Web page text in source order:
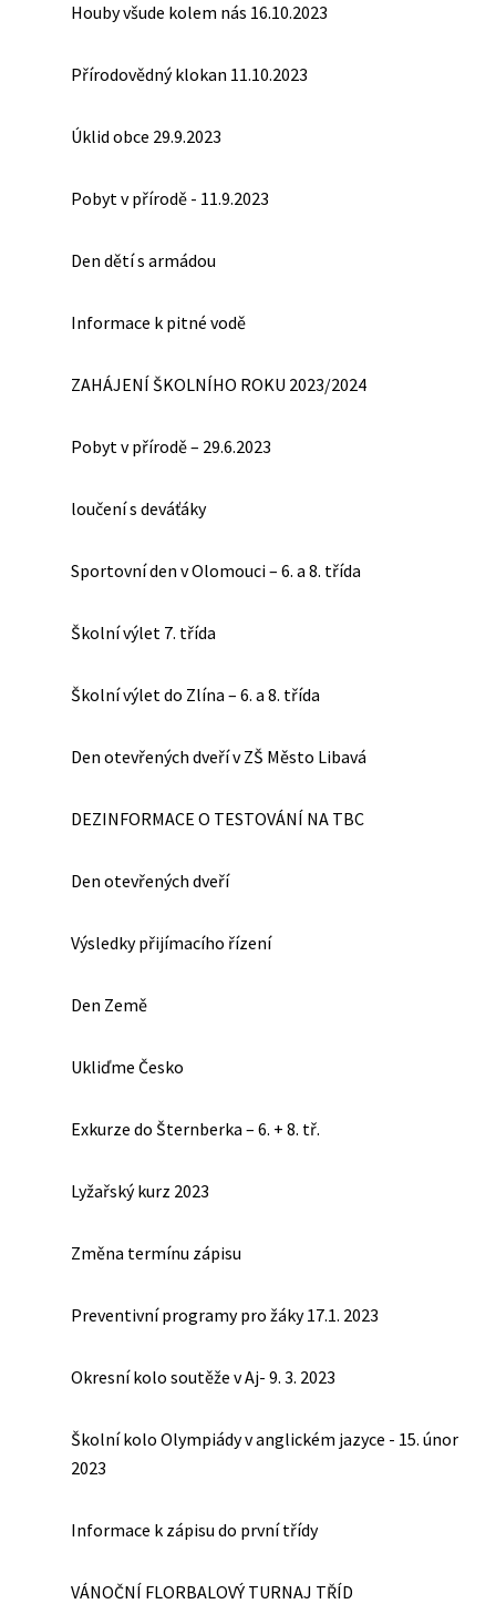
Houby všude kolem nás 16.10.2023
Přírodovědný klokan 11.10.2023
Úklid obce 29.9.2023
Pobyt v přírodě - 11.9.2023
Den dětí s armádou
Informace k pitné vodě
ZAHÁJENÍ ŠKOLNÍHO ROKU 2023/2024
Pobyt v přírodě – 29.6.2023
loučení s deváťáky
Sportovní den v Olomouci – 6. a 8. třída
Školní výlet 7. třída
Školní výlet do Zlína – 6. a 8. třída
Den otevřených dveří v ZŠ Město Libavá
DEZINFORMACE O TESTOVÁNÍ NA TBC
Den otevřených dveří
Výsledky přijímacího řízení
Den Země
Ukliďme Česko
Exkurze do Šternberka – 6. + 8. tř.
Lyžařský kurz 2023
Změna termínu zápisu
Preventivní programy pro žáky 17.1. 2023
Okresní kolo soutěže v Aj- 9. 3. 2023
Školní kolo Olympiády v anglickém jazyce - 15. únor
2023
Informace k zápisu do první třídy
VÁNOČNÍ FLORBALOVÝ TURNAJ TŘÍD